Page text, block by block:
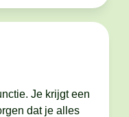
Je krijgt een
dat je alles